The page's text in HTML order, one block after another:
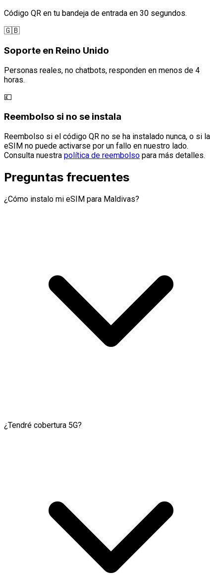
Código QR en tu bandeja de entrada en 30 segundos.
🇬🇧
Soporte en Reino Unido
Personas reales, no chatbots, responden en menos de 4
horas.
💷
Reembolso si no se instala
Reembolso si el código QR no se ha instalado nunca, o si la
eSIM no puede activarse por un fallo en nuestro lado.
Consulta nuestra política de reembolso para más detalles.
Preguntas frecuentes
¿Cómo instalo mi eSIM para Maldivas?
¿Tendré cobertura 5G?